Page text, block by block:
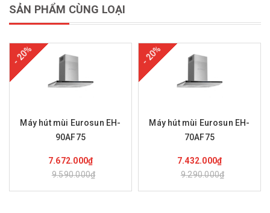
SẢN PHẨM CÙNG LOẠI
- 20%
Máy hút mùi Eurosun EH-
90AF75
7.672.000₫
9.590.000₫
- 20%
Máy hút mùi Eurosun EH-
70AF75
7.432.000₫
9.290.000₫